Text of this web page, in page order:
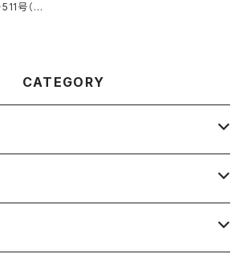
号（20
えれ！
／表
CATEGORY